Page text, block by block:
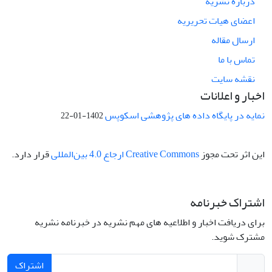
اعضای هیات تحریریه
ارسال مقاله
تماس با ما
نقشه سایت
اخبار و اعلانات
نمایه در پایگاه داده های پژوهشی اسکوپس1402-01-22
این اثر تحت مجوز Creative Commons ارجاع 4.0 بین‌المللی قرار دارد.
اشتراک خبرنامه
برای دریافت اخبار و اطلاعیه های مهم نشریه در خبرنامه نشریه
مشترک شوید.
اشتراک